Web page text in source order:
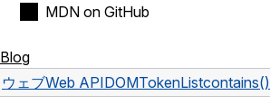
MDN on GitHub
Blog
ウェブWeb APIDOMTokenListcontains()